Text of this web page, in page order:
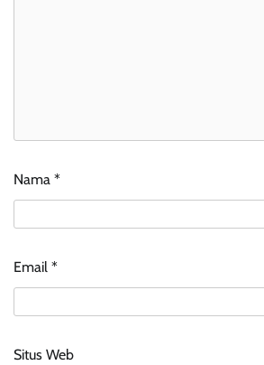
Nama *
Email *
Situs Web